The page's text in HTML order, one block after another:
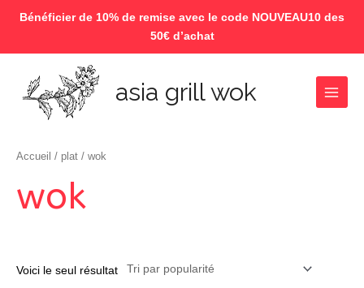
Bénéficier de 10% de remise avec le code NOUVEAU10 des
50€ d’achat
contenu
asia grill wok
Main
Accueil / plat / wok
wok
Voici le seul résultat